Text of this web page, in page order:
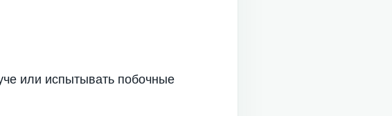
или испытывать побочные